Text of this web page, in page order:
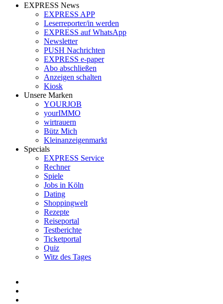
EXPRESS News
EXPRESS APP
Leserreporter/in werden
EXPRESS auf WhatsApp
Newsletter
PUSH Nachrichten
EXPRESS e-paper
Abo abschließen
Anzeigen schalten
Kiosk
Unsere Marken
YOURJOB
yourIMMO
wirtrauern
Bütz Mich
Kleinanzeigenmarkt
Specials
EXPRESS Service
Rechner
Spiele
Jobs in Köln
Dating
Shoppingwelt
Rezepte
Reiseportal
Testberichte
Ticketportal
Quiz
Witz des Tages